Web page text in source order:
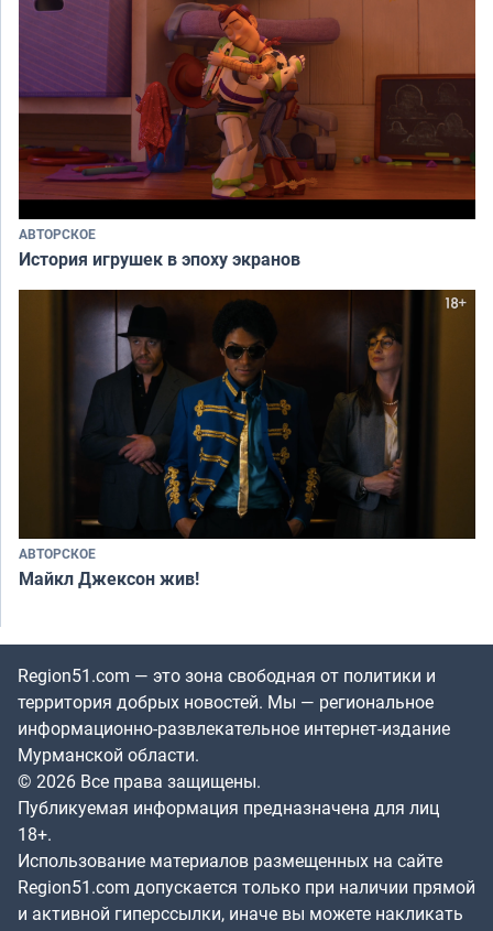
АВТОРСКОЕ
История игрушек в эпоху экранов
АВТОРСКОЕ
Майкл Джексон жив!
Region51.com — это зона свободная от политики и
территория добрых новостей. Мы — региональное
информационно-развлекательное интернет-издание
Мурманской области.
© 2026 Все права защищены.
Публикуемая информация предназначена для лиц
18+.
Использование материалов размещенных на сайте
Region51.com допускается только при наличии прямой
и активной гиперссылки, иначе вы можете накликать